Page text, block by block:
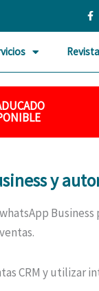
a
c
e
o
k
Revista
y
CRM y utilizar